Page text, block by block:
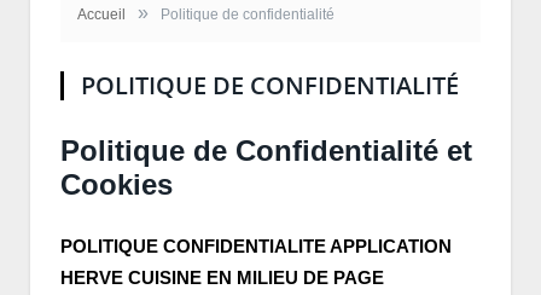
Accueil » Politique de confidentialité
POLITIQUE DE CONFIDENTIALITÉ
Politique de Confidentialité et
Cookies
POLITIQUE CONFIDENTIALITE APPLICATION
HERVE CUISINE EN MILIEU DE PAGE